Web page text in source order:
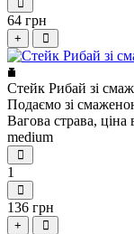
64 грн
+
Стейк Рибай зі
Подаємо зі
Вагова страва, ціна
medium
1
136 грн
+